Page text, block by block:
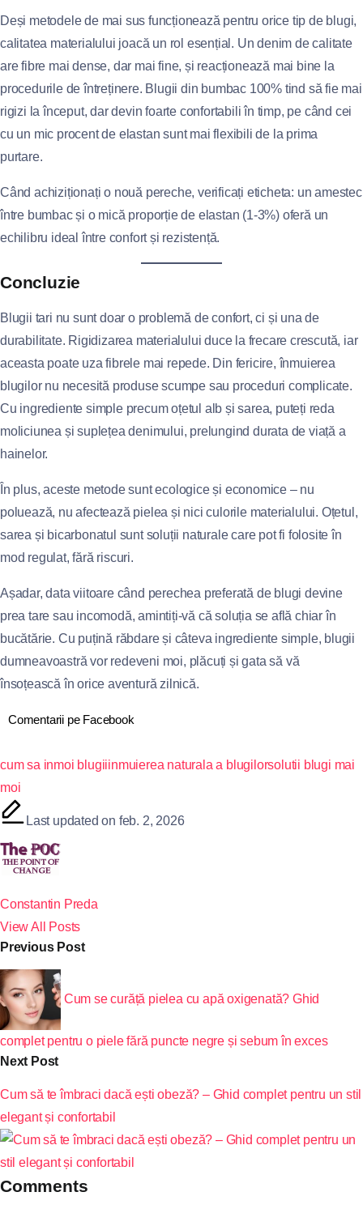
Deși metodele de mai sus funcționează pentru orice tip de blugi,
calitatea materialului joacă un rol esențial. Un denim de calitate
are fibre mai dense, dar mai fine, și reacționează mai bine la
procedurile de întreținere. Blugii din bumbac 100% tind să fie mai
rigizi la început, dar devin foarte confortabili în timp, pe când cei
cu un mic procent de elastan sunt mai flexibili de la prima
purtare.
Când achiziționați o nouă pereche, verificați eticheta: un amestec
între bumbac și o mică proporție de elastan (1-3%) oferă un
echilibru ideal între confort și rezistență.
Concluzie
Blugii tari nu sunt doar o problemă de confort, ci și una de
durabilitate. Rigidizarea materialului duce la frecare crescută, iar
aceasta poate uza fibrele mai repede. Din fericire, înmuierea
blugilor nu necesită produse scumpe sau proceduri complicate.
Cu ingrediente simple precum oțetul alb și sarea, puteți reda
moliciunea și suplețea denimului, prelungind durata de viață a
hainelor.
În plus, aceste metode sunt ecologice și economice – nu
poluează, nu afectează pielea și nici culorile materialului. Oțetul,
sarea și bicarbonatul sunt soluții naturale care pot fi folosite în
mod regulat, fără riscuri.
Așadar, data viitoare când perechea preferată de blugi devine
prea tare sau incomodă, amintiți-vă că soluția se află chiar în
bucătărie. Cu puțină răbdare și câteva ingrediente simple, blugii
dumneavoastră vor redeveni moi, plăcuți și gata să vă
însoțească în orice aventură zilnică.
Comentarii pe Facebook
cum sa inmoi blugiiinmuierea naturala a blugilorsolutii blugi mai
moi
Last updated on feb. 2, 2026
Constantin Preda
View All Posts
Previous Post
Cum se curăță pielea cu apă oxigenată? Ghid
complet pentru o piele fără puncte negre și sebum în exces
Next Post
Cum să te îmbraci dacă ești obeză? – Ghid complet pentru un stil
elegant și confortabil
Comments